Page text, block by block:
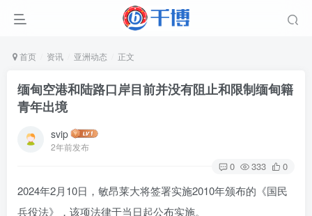
首页 资讯 亚洲动态 正文
缅甸空港和陆路口岸目前并没有阻止和限制缅甸籍
青年出境
svip
2年前发布
0 333 0
2024年2月10日，敏昂莱大将签署实施2010年颁布的《国民
兵役法》，该项法律于当日起公布实施。